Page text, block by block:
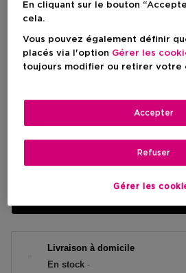
Choisissez votre format
50 ML
50 ML
Livraison à domicile
En stock -
En cliquant sur le bouton
cela.
Vous pouvez également définir
placés via l'option Gérer les
toujours modifier ou retirer votre
Gérer les
Refuser
Accepter